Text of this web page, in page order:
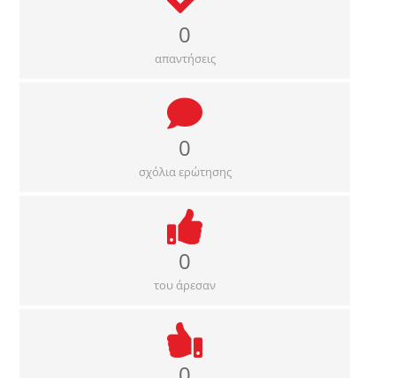
0
απαντήσεις
0
σχόλια ερώτησης
0
του άρεσαν